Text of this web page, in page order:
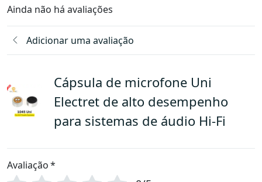
Ainda não há avaliações
Adicionar uma avaliação
Cápsula de microfone Uni
Electret de alto desempenho
para sistemas de áudio Hi-Fi
Avaliação*